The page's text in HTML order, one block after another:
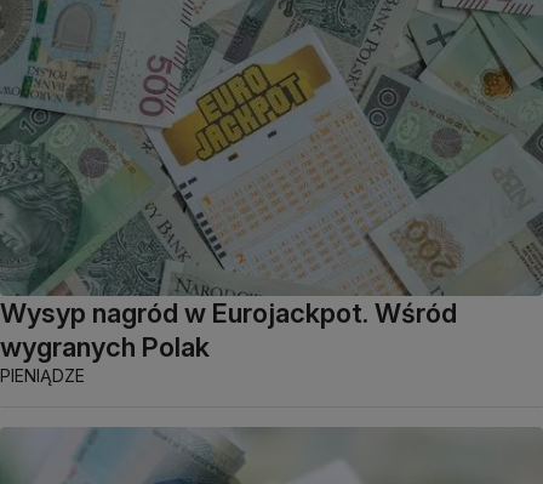
Wysyp nagród w Eurojackpot. Wśród
wygranych Polak
PIENIĄDZE